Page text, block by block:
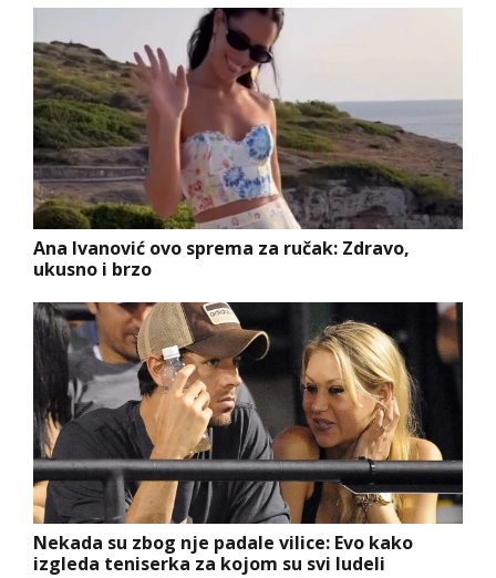
Ana Ivanović ovo sprema za ručak: Zdravo,
ukusno i brzo
Nekada su zbog nje padale vilice: Evo kako
izgleda teniserka za kojom su svi ludeli